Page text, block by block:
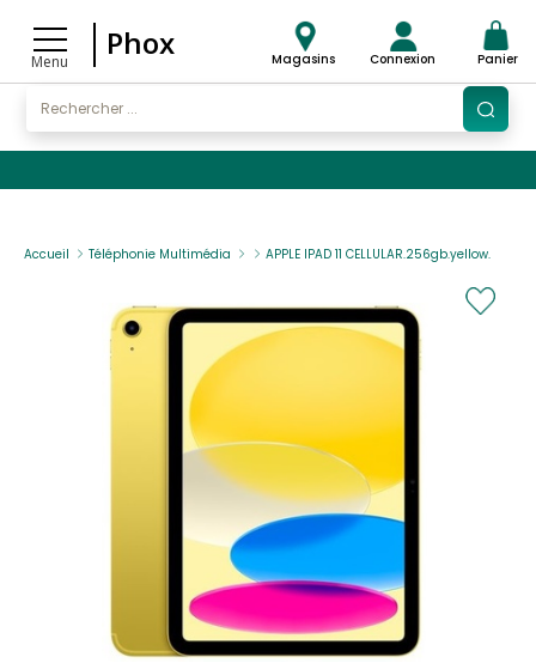
Menu
Phox Magasins Connexion Panier
Accueil Téléphonie Multimédia APPLE IPAD 11 CELLULAR.256gb.yellow.